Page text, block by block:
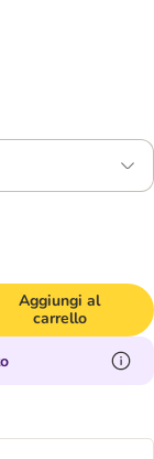
Aggiungi al
carrello